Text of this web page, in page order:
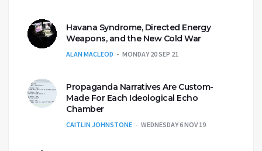
Havana Syndrome, Directed Energy
Weapons, and the New Cold War
ALAN MACLEOD MONDAY 20 SEP 21
Propaganda Narratives Are Custom-
Made For Each Ideological Echo
Chamber
CAITLIN JOHNSTONE WEDNESDAY 6 NOV 19